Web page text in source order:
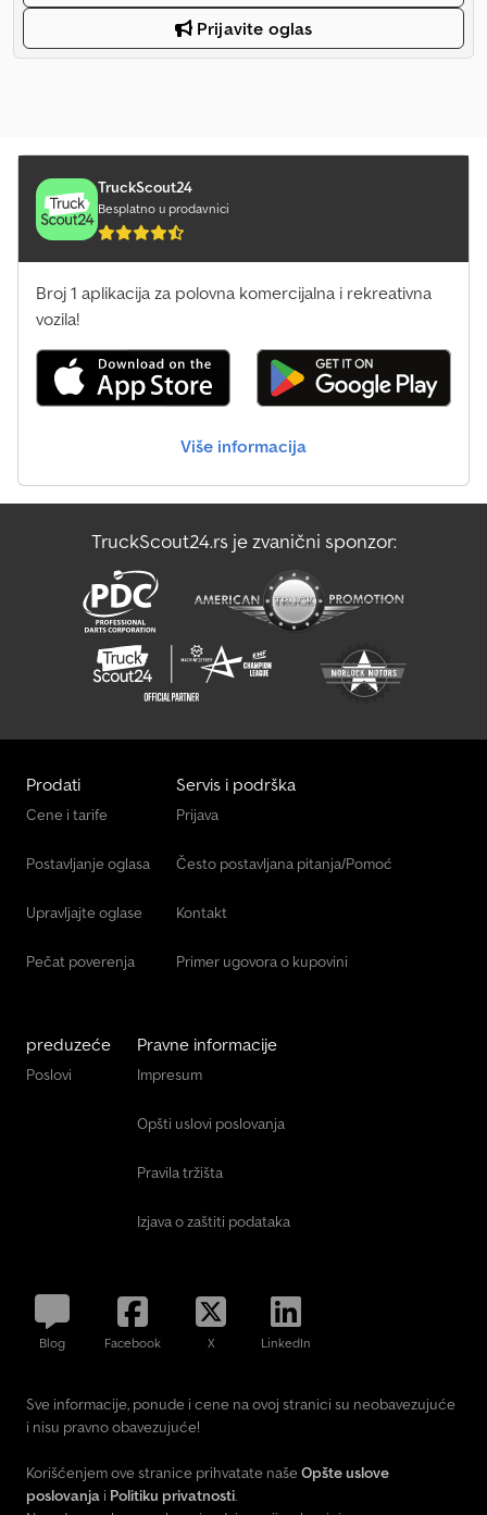
Prijavite oglas
TruckScout24
Besplatno u prodavnici
Broj 1 aplikacija za polovna komercijalna i rekreativna
vozila!
Više informacija
TruckScout24.rs je zvanični sponzor:
Prodati
Cene i tarife
Postavljanje oglasa
Upravljajte oglase
Pečat poverenja
Servis i podrška
Prijava
Često postavljana pitanja/Pomoć
Kontakt
Primer ugovora o kupovini
preduzeće
Poslovi
Pravne informacije
Impresum
Opšti uslovi poslovanja
Pravila tržišta
Izjava o zaštiti podataka
Blog Facebook X LinkedIn
Sve informacije, ponude i cene na ovoj stranici su neobavezujuće
i nisu pravno obavezujuće!
Korišćenjem ove stranice prihvatate naše Opšte uslove
poslovanja i Politiku privatnosti.